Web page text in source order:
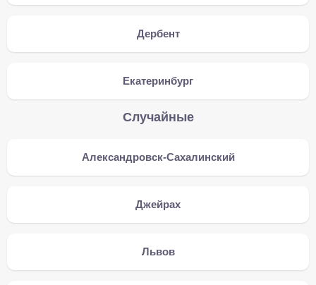
Дербент
Екатеринбург
Случайные
Александровск-Сахалинский
Джейрах
Львов